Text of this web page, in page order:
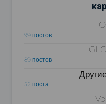
99 постов
89 постов
52 поста